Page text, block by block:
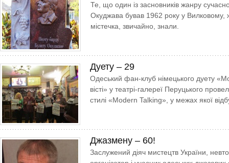
Те, що один із засновників жанру
Окуджава бував 1962 року у Вилковому,
містечка, звичайно, знали.
Дуету – 29
Одеський фан-клуб німецького дуету
вісті» у театрі-галереї Перуцького
стилі «Modern Talking», у межах якої
Джазмену – 60!
Заслужений діяч мистецтв України,